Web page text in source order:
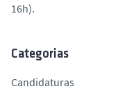
16h).
Categorias
Candidaturas